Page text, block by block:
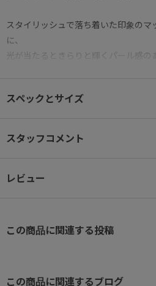
スタイリッシュで落ち着いた印象の
に、
光が当たるときらりと輝くパール感の
選ばず、
内装は晴れやかな気分になれるミント
スペックとサイズ
スタッフコメント
レビュー
この商品に関連する投稿
この商品に関連するブログ